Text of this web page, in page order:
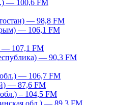
— 100,6 FM
— 98,8 FM
— 106,1 FM
— 107,1 FM
— 90,3 FM
обл.) — 106,7 FM
— 87,6 FM
– 104,5 FM
обл.) — 89,3 FM